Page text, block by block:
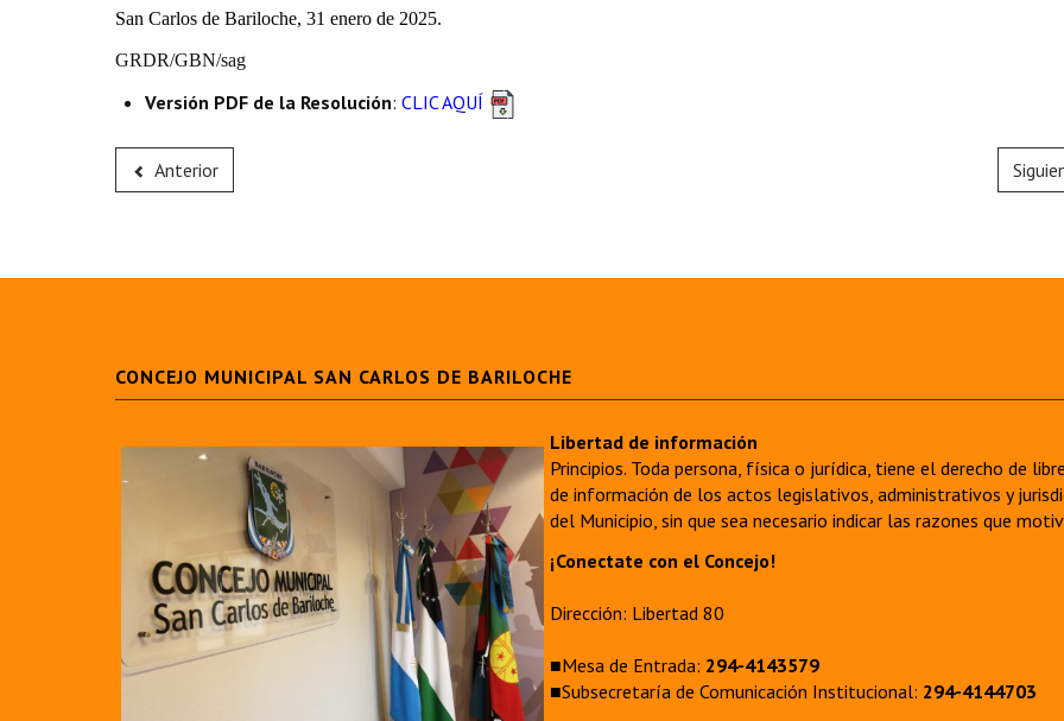
San Carlos de Bariloche, 31 enero de 2025.
GRDR/GBN/sag
Versión PDF de la Resolución: CLIC AQUÍ
Anterior
CONCEJO MUNICIPAL SAN CARLOS DE BARILOCHE
Libertad de información
Principios. Toda persona, física o jurídica, tiene el derecho de
de información de los actos legislativos, administrativos y
del Municipio, sin que sea necesario indicar las razones que
¡Conectate con el Concejo!
Dirección: Libertad 80
■Mesa de Entrada: 294-4143579
■Subsecretaría de Comunicación Institucional: 294-4144703